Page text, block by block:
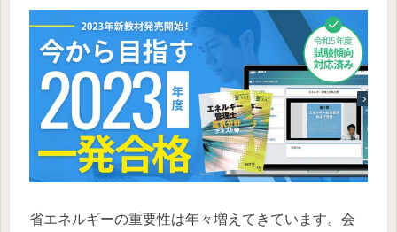
省エネルギーの重要性は年々増えてきています。会